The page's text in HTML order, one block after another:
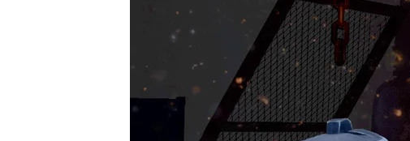
Ocho amigosatrapados en una
sucesos extraños. Las cosas
tendrán quebuscar una salida y
una película de terror, pero es el
Games), el último Triple AAA de
creadores han estado en